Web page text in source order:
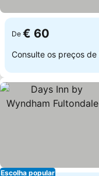
De € 60
Consulte os preços de
Escolha popular